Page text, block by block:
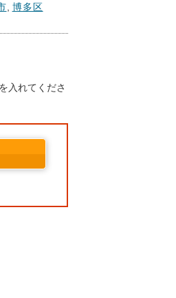
博多区
入れてくださ